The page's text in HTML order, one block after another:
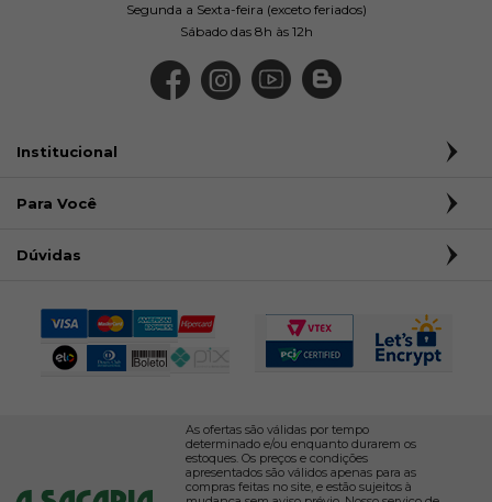
Segunda a Sexta-feira (exceto feriados)
Sábado das 8h às 12h
Institucional
Para Você
Dúvidas
As ofertas são válidas por tempo
determinado e/ou enquanto durarem os
estoques. Os preços e condições
apresentados são válidos apenas para as
compras feitas no site, e estão sujeitos à